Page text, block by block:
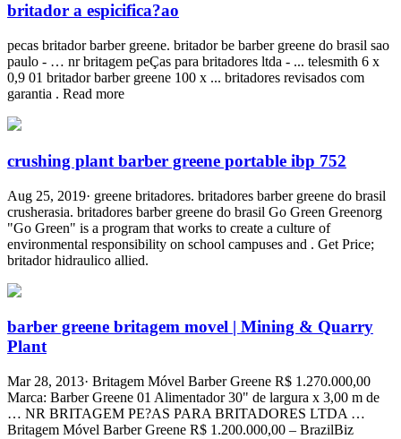
britador a espicifica?ao
pecas britador barber greene. britador be barber greene do brasil sao
paulo - … nr britagem peÇas para britadores ltda - ... telesmith 6 x
0,9 01 britador barber greene 100 x ... britadores revisados com
garantia . Read more
crushing plant barber greene portable ibp 752
Aug 25, 2019· greene britadores. britadores barber greene do brasil
crusherasia. britadores barber greene do brasil Go Green Greenorg
"Go Green" is a program that works to create a culture of
environmental responsibility on school campuses and . Get Price;
britador hidraulico allied.
barber greene britagem movel | Mining & Quarry
Plant
Mar 28, 2013· Britagem Móvel Barber Greene R$ 1.270.000,00
Marca: Barber Greene 01 Alimentador 30" de largura x 3,00 m de
… NR BRITAGEM PE?AS PARA BRITADORES LTDA …
Britagem Móvel Barber Greene R$ 1.200.000,00 – BrazilBiz